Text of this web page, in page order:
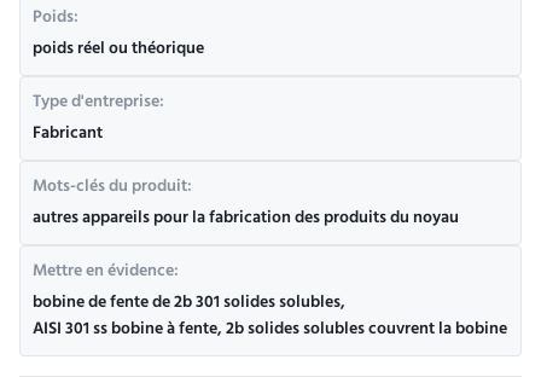
Poids:
poids réel ou théorique
Type d'entreprise:
Fabricant
Mots-clés du produit:
autres appareils pour la fabrication des produits du noyau
Mettre en évidence:
bobine de fente de 2b 301 solides solubles,
AISI 301 ss bobine à fente,2b solides solubles couvrent la bobine